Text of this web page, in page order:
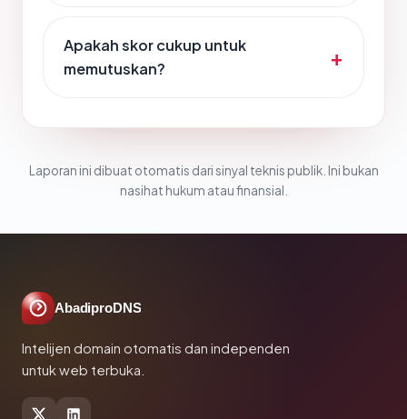
Apakah skor cukup untuk
memutuskan?
Laporan ini dibuat otomatis dari sinyal teknis publik. Ini bukan
nasihat hukum atau finansial.
AbadiproDNS
Intelijen domain otomatis dan independen
untuk web terbuka.